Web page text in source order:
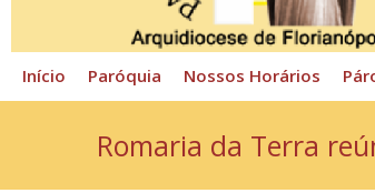
Início Paróquia Nossos Horários
Romaria da Terra